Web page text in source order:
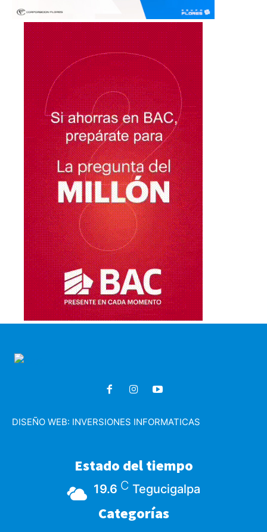
DISEÑO WEB: INVERSIONES INFORMATICAS
Estado del tiempo
19.6 C Tegucigalpa
Categorías